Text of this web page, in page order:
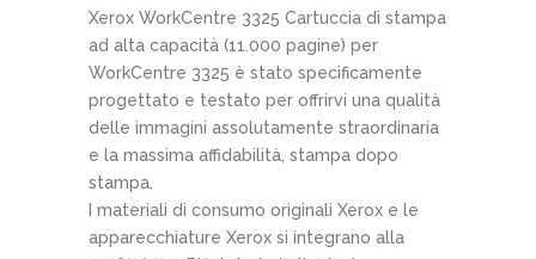
Xerox WorkCentre 3325 Cartuccia di stampa
ad alta capacità (11.000 pagine) per
WorkCentre 3325 è stato specificamente
progettato e testato per offrirvi una qualità
delle immagini assolutamente straordinaria
e la massima affidabilità, stampa dopo
stampa.
I materiali di consumo originali Xerox e le
apparecchiature Xerox si integrano alla